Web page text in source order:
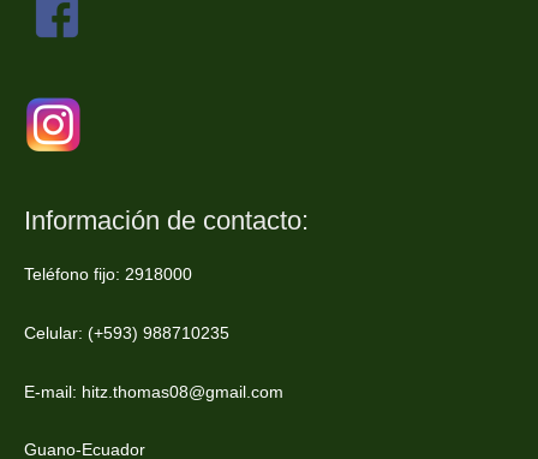
Información de contacto:
Teléfono fijo: 2918000
Celular: (+593) 988710235
E-mail: hitz.thomas08@gmail.com
Guano-Ecuador